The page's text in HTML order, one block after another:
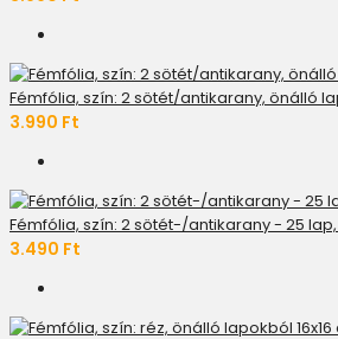
Fémfólia, szín: 2 sötét/antikarany, önálló
3.990 Ft
Fémfólia, szín: 2 sötét-/antikarany - 25 lap,
3.490 Ft